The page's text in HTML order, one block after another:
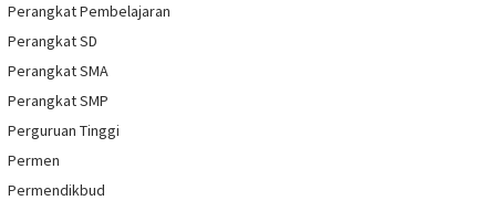
Perangkat Pembelajaran
Perangkat SD
Perangkat SMA
Perangkat SMP
Perguruan Tinggi
Permen
Permendikbud